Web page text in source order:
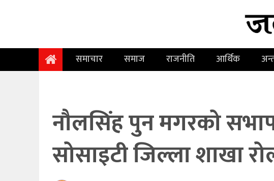
समाचार समाज राजनीति आर्थिक
नौलसिंह पुन मगरको
सोसाइटी जिल्ला शाखा